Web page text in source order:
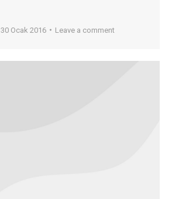
30 Ocak 2016 Leave a comment